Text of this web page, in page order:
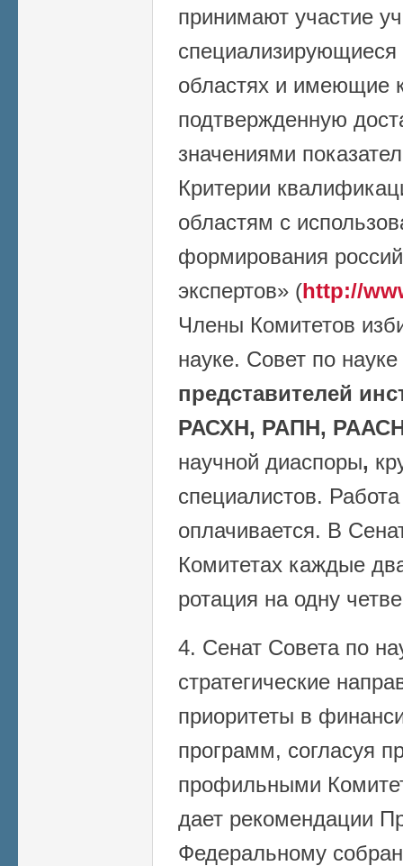
принимают участие
специализирующиеся
областях и имеющие
подтвержденную
значениями
Критерии
областям с
формирования
экспертов» (http://
Члены Комитетов
науке. Совет по
представителей
РАСХН, РАПН,
научной диаспоры,
специалистов.
оплачивается. В
Комитетах каждые
ротация на одну
4. Сенат Совета по
стратегические
приоритеты в
программ, согласуя
профильными
дает рекомендации
Федеральному